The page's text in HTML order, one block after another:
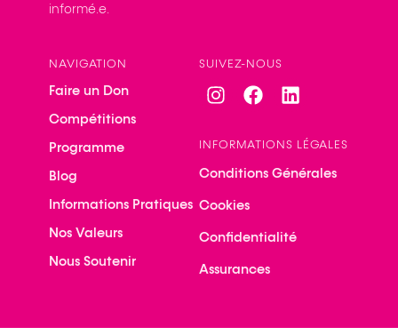
informé.e.
NAVIGATION
Faire un Don
Compétitions
Programme
Blog
Informations Pratiques
Nos Valeurs
Nous Soutenir
SUIVEZ-NOUS
INFORMATIONS LÉGALES
Conditions Générales
Cookies
Confidentialité
Assurances